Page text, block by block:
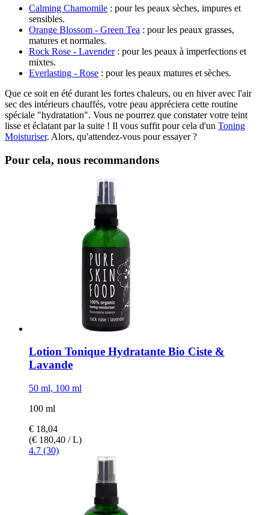
Calming Chamomile : pour les peaux sèches, impures et
sensibles.
Orange Blossom -​ Green Tea : pour les peaux grasses,
matures et normales.
Rock Rose - Lavender: pour les peaux à imperfections et
mixtes.
Everlasting - Rose : pour les peaux matures et sèches.
Que ce soit en été durant les fortes chaleurs, ou en hiver avec l'air
sec des intérieurs chauffés, votre peau appréciera cette routine
spéciale "hydratation". Vous ne pourrez que constater votre teint
lisse et éclatant par la suite ! Il vous suffit pour cela d'un Toning
Moisturiser. Alors, qu'attendez-vous pour essayer ?
Pour cela, nous recommandons
Lotion Tonique Hydratante Bio Ciste &
Lavande
50 ml, 100 ml
100 ml
€ 18,04
(€ 180,40 / L)
4.7 (30)